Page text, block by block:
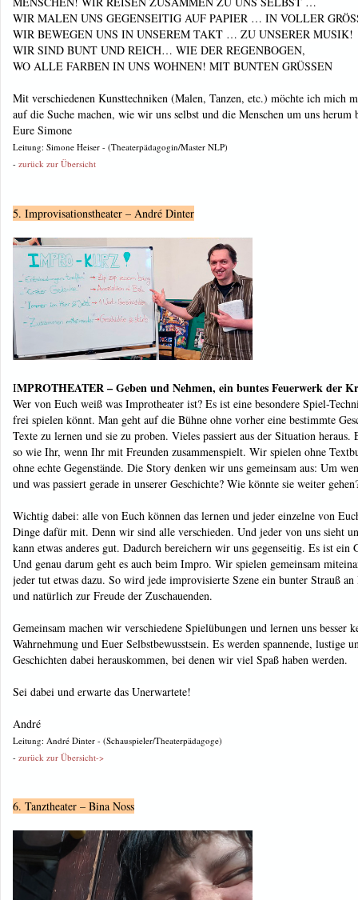
WIR MALEN UNS GEGENSEITIG AUF PAPIER … IN VOLLER
WIR BEWEGEN UNS IN UNSEREM TAKT … ZU UNSERER MUSIK!
WIR SIND BUNT UND REICH… WIE DER REGENBOGEN,
WO ALLE FARBEN IN UNS WOHNEN! MIT BUNTEN GRÜSSEN
Mit verschiedenen Kunsttechniken (Malen, Tanzen, etc.) möchte ich mich
auf die Suche machen, wie wir uns selbst und die Menschen um uns herum
Eure Simone
Leitung: Simone Heiser - (Theaterpädagogin/Master NLP)
- zurück zur Übersicht
5. Improvisationstheater – André Dinter
IMPROTHEATER – Geben und Nehmen, ein buntes Feuerwerk der
Wer von Euch weiß was Improtheater ist? Es ist eine besondere Spiel-
frei spielen könnt. Man geht auf die Bühne ohne vorher eine bestimmte
Texte zu lernen und sie zu proben. Vieles passiert aus der Situation
so wie Ihr, wenn Ihr mit Freunden zusammenspielt. Wir spielen ohne
ohne echte Gegenstände. Die Story denken wir uns gemeinsam aus: Um
und was passiert gerade in unserer Geschichte? Wie könnte sie weiter
Wichtig dabei: alle von Euch können das lernen und jeder einzelne von
Dinge dafür mit. Denn wir sind alle verschieden. Und jeder von uns sieht
kann etwas anderes gut. Dadurch bereichern wir uns gegenseitig. Es ist ein
Und genau darum geht es auch beim Impro. Wir spielen gemeinsam
jeder tut etwas dazu. So wird jede improvisierte Szene ein bunter Strauß an
und natürlich zur Freude der Zuschauenden.
Gemeinsam machen wir verschiedene Spielübungen und lernen uns besser
Wahrnehmung und Euer Selbstbewusstsein. Es werden spannende, lustige
Geschichten dabei herauskommen, bei denen wir viel Spaß haben werden.
Sei dabei und erwarte das Unerwartete!
André
Leitung: André Dinter - (Schauspieler/Theaterpädagoge)
- zurück zur Übersicht->
6. Tanztheater – Bina Noss